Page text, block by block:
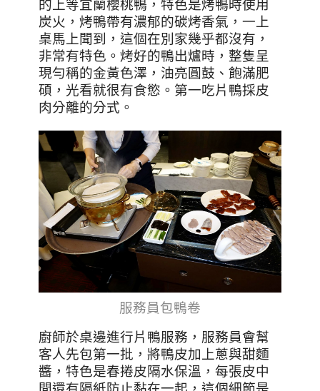
的上等宜蘭櫻桃鴨，特色是烤鴨時使用
炭火，烤鴨帶有濃郁的碳烤香氣，一上
桌馬上聞到，這個在別家幾乎都沒有，
非常有特色 。 烤好的鴨出爐時，整隻呈
現勻稱的金黃色澤，油亮圓鼓、飽滿肥
碩，光看就很有食慾。第一吃片鴨採皮
肉分離的分式 。
服務員包鴨卷
廚師於桌邊進行片鴨服務，服務員會幫
客人先包第一批，將鴨皮加上蔥與甜麵
醬，特色是春捲皮隔水保溫，每張皮中